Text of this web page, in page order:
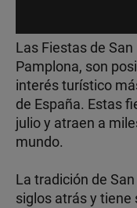
Las Fiestas de
Pamplona, son
interés turístico
de España. Estas
julio y atraen a
mundo.
La tradición de
siglos atrás y tiene